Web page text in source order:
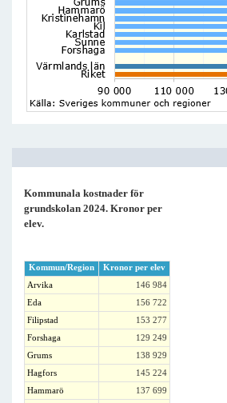
Kommunala kostnader för
grundskolan 2024. Kronor per
elev.
Kommun/Region
Kronor per elev
Arvika
146 984
Eda
156 722
Filipstad
153 277
Forshaga
129 249
Grums
138 929
Hagfors
145 224
Hammarö
137 699